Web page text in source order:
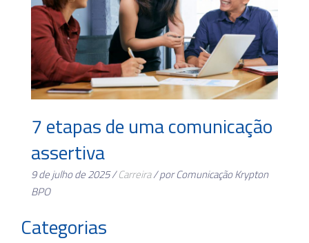
7 etapas de uma comunicação
assertiva
9 de julho de 2025 /Carreira/ por Comunicação Krypton
BPO
Categorias